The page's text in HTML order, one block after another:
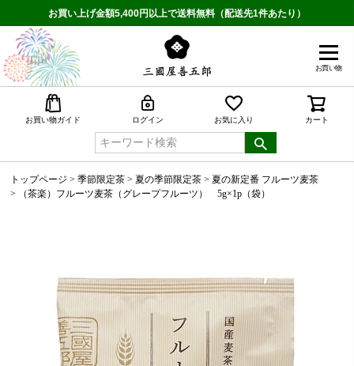
お買い上げ金額5,400円以上で送料無料（配送先1件あたり）
お買い物
お買い物ガイド ログイン お気に入り カート
トップページ 季節限定茶 夏の季節限定茶
夏の新定番 フルーツ麦茶
（茶楽）フルーツ麦茶（グレープフルーツ） 5g×1p（袋）